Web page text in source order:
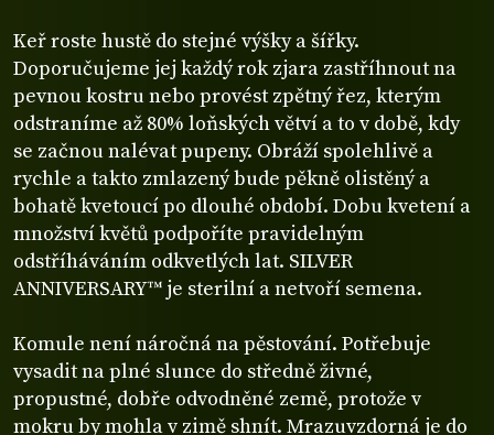
Keř roste hustě do stejné výšky a šířky.
Doporučujeme jej každý rok zjara zastříhnout na
pevnou kostru nebo provést zpětný řez, kterým
odstraníme až 80% loňských větví a to v době, kdy
se začnou nalévat pupeny. Obráží spolehlivě a
rychle a takto zmlazený bude pěkně olistěný a
bohatě kvetoucí po dlouhé období. Dobu kvetení a
množství květů podpoříte pravidelným
odstříháváním odkvetlých lat. SILVER
ANNIVERSARY™ je sterilní a netvoří semena.
Komule není náročná na pěstování. Potřebuje
vysadit na plné slunce do středně živné,
propustné, dobře odvodněné země, protože v
mokru by mohla v zimě shnít. Mrazuvzdorná je do